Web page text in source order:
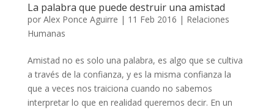
La palabra que puede destruir una amistad
por Alex Ponce Aguirre | 11 Feb 2016 | Relaciones
Humanas
Amistad no es solo una palabra, es algo que se cultiva
a través de la confianza, y es la misma confianza la
que a veces nos traiciona cuando no sabemos
interpretar lo que en realidad queremos decir. En un